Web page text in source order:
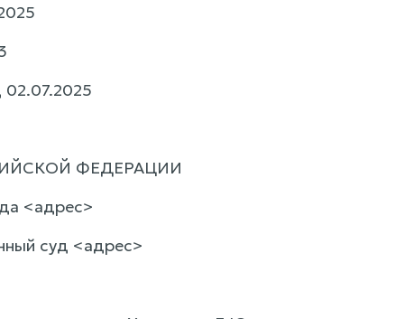
02.07.2025
ФЕДЕРАЦИИ
<адрес>
суд <адрес>